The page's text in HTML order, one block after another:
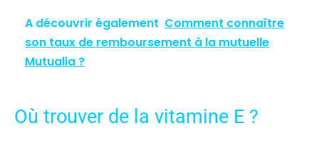
A découvrir également Comment connaître
son taux de remboursement à la mutuelle
Mutualia ?
Où trouver de la vitamine E ?